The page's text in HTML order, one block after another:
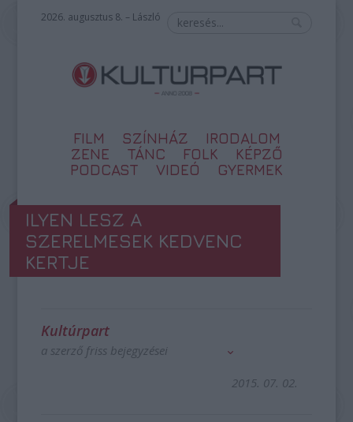
2026. augusztus 8. – László
FILM SZÍNHÁZ
IRODALOM
ZENE
TÁNC FOLK
KÉPZŐ
PODCAST
VIDEÓ GYERMEK
ILYEN LESZ A
SZERELMESEK KEDVENC
KERTJE
Kultúrpart
a szerző friss bejegyzései
2015. 07. 02.